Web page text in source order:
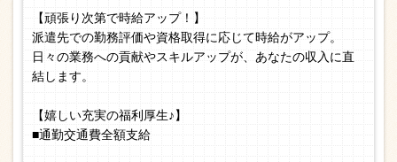
【頑張り次第で時給アップ！】
派遣先での勤務評価や資格取得に応じて時給がアップ。
日々の業務への貢献やスキルアップが、あなたの収入に直
結します。
【嬉しい充実の福利厚生♪】
■通勤交通費全額支給